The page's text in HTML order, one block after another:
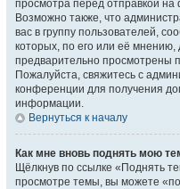
просмотра перед отправкой на
Возможно также, что
вас в группу пользователей,
которых, по его или её
предварительно просмотрены
Пожалуйста, свяжитесь с
конференции для получения
информации.
Вернуться к началу
Как мне вновь поднять мою
Щёлкнув по ссылке «Поднять
просмотре темы, вы можете